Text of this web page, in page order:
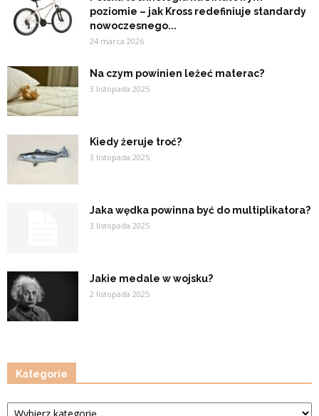
poziomie – jak Kross redefiniuje standardy
nowoczesnego...
24 marca 2026
Na czym powinien leżeć materac?
3 listopada 2025
Kiedy żeruje troć?
3 listopada 2025
Jaka wędka powinna być do multiplikatora?
3 listopada 2025
Jakie medale w wojsku?
2 listopada 2025
Kategorie
Kategorie